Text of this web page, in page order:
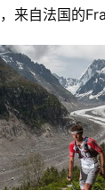
来自法国的